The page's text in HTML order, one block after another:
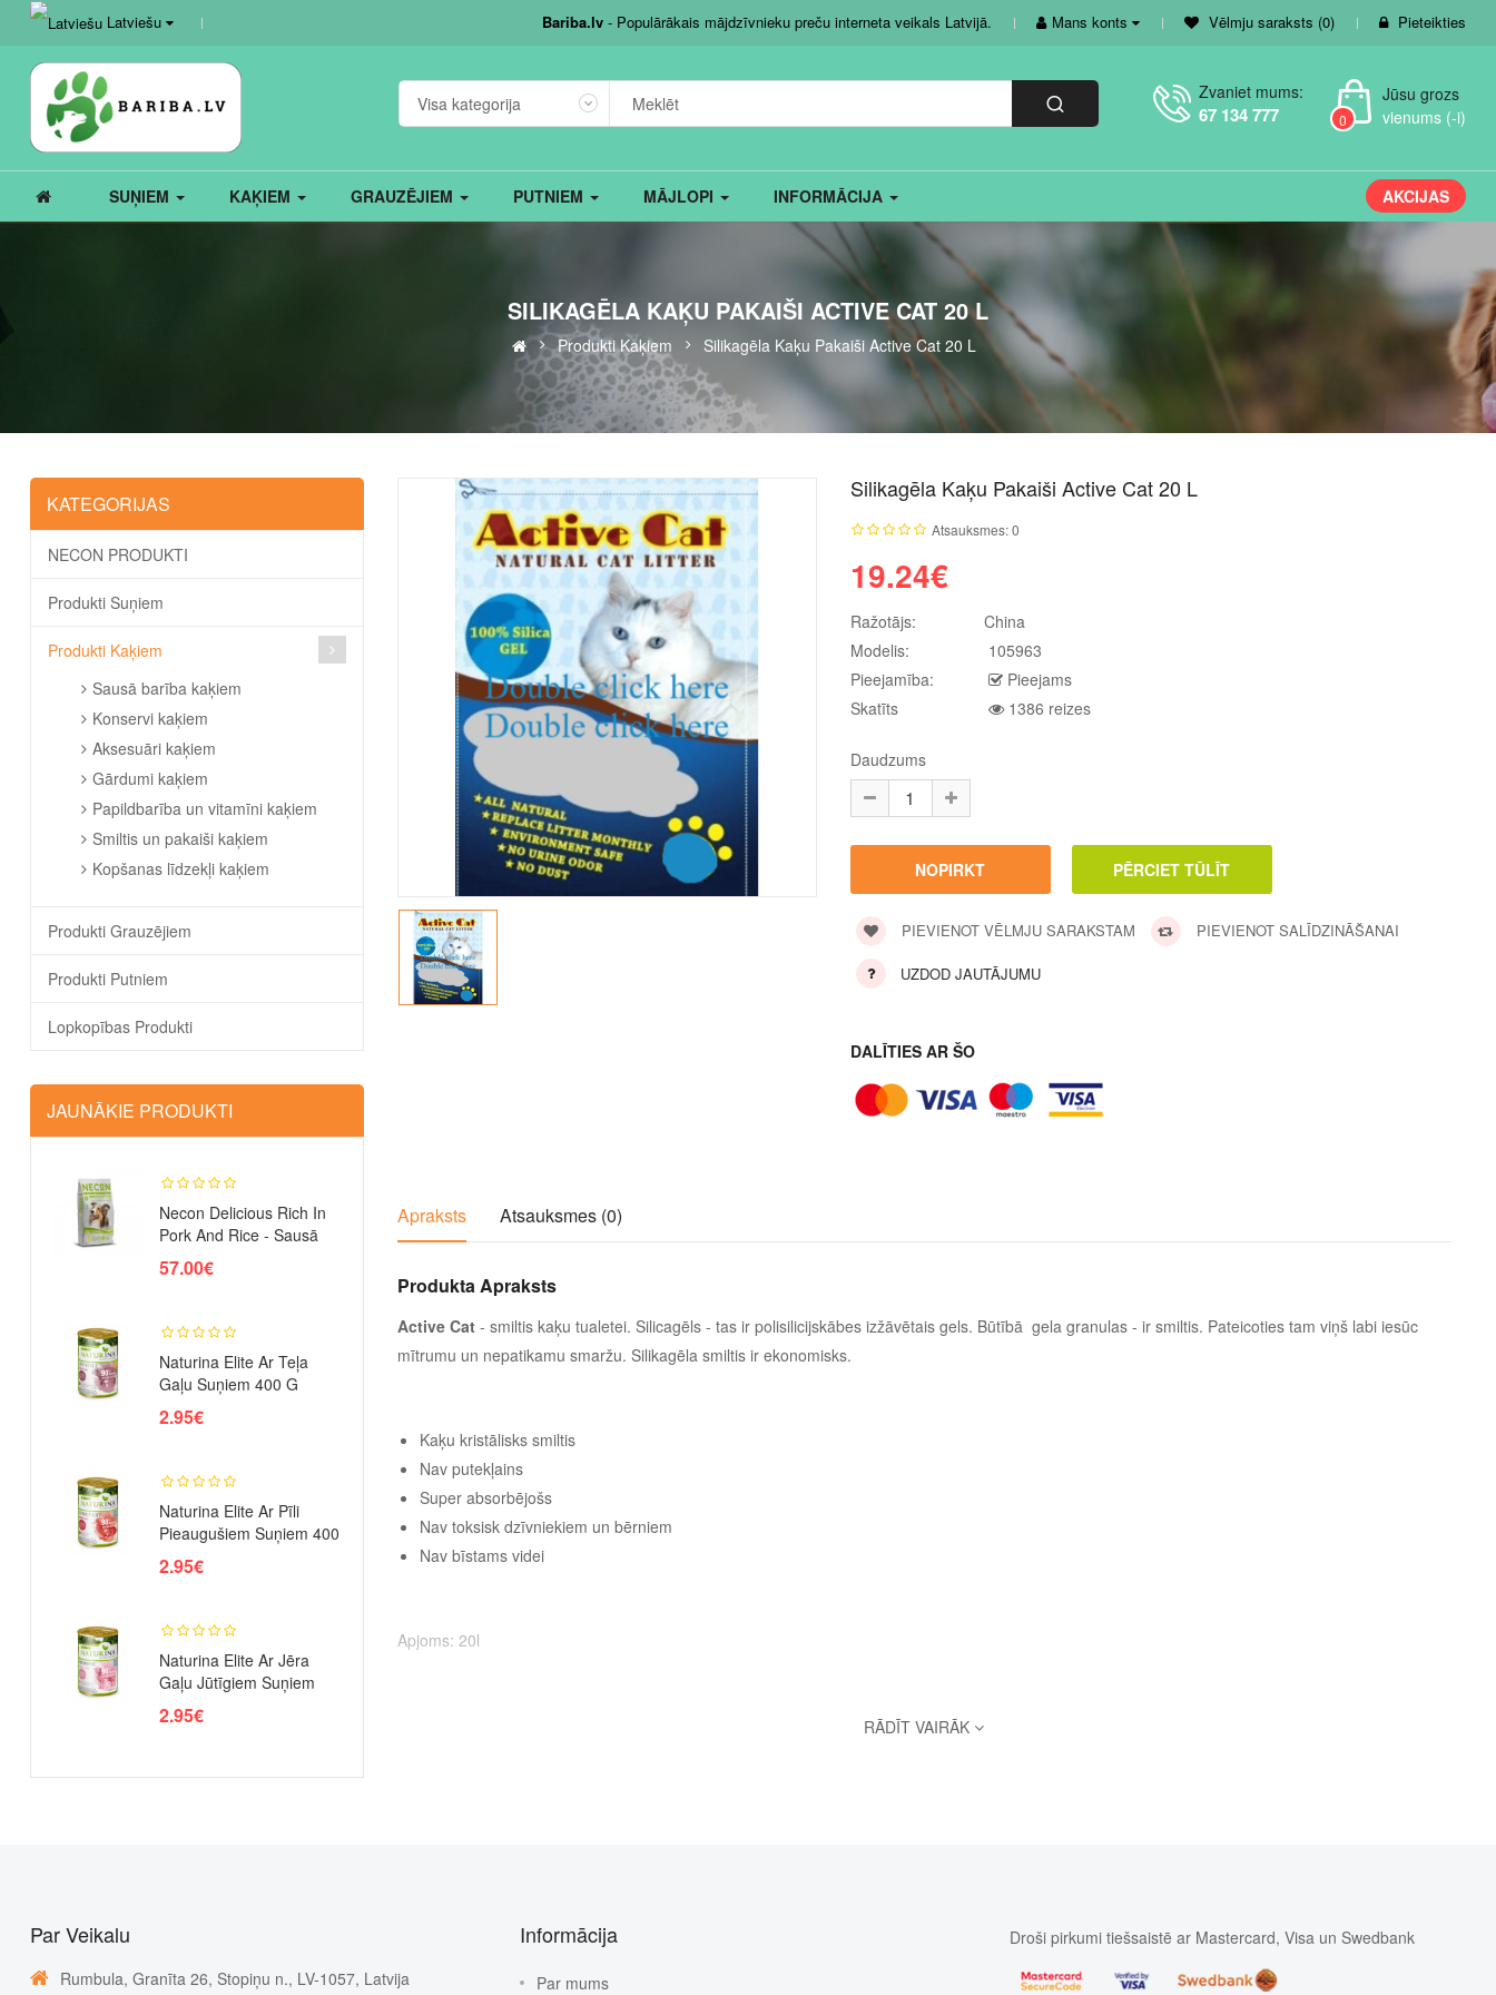
Latviešu Bariba.lv - Populārākais mājdzīvnieku preču interneta veikals Latvijā. Mans konts Vēlmju saraksts (0) Pieteikties
Visa kategorija Jūsu grozs
0 vienums (-i)
Zvaniet mums:
67 134 777
SUŅIEM KAĶIEM GRAUZĒJIEM PUTNIEM MĀJLOPI INFORMĀCIJA AKCIJAS
SILIKAGĒLA KAĶU PAKAIŠI ACTIVE CAT 20 L
Produkti Kaķiem Silikagēla Kaķu Pakaiši Active Cat 20 L
KATEGORIJAS
NECON PRODUKTI
Produkti Suņiem
Produkti Kaķiem
Sausā barība kaķiem
Konservi kaķiem
Aksesuāri kaķiem
Gārdumi kaķiem
Papildbarība un vitamīni kaķiem
Smiltis un pakaiši kaķiem
Kopšanas līdzekļi kaķiem
Produkti Grauzējiem
Produkti Putniem
Lopkopības Produkti
JAUNĀKIE PRODUKTI
Necon Delicious Rich In
Pork And Rice - Sausā
Barī..
57.00€
Naturina Elite Ar Teļa
Gaļu Suņiem 400 G
2.95€
Naturina Elite Ar Pīli
Pieaugušiem Suņiem 400
G..
2.95€
Naturina Elite Ar Jēra
Gaļu Jūtīgiem Suņiem
400 G..
2.95€
Silikagēla Kaķu Pakaiši Active Cat 20 L
Atsauksmes: 0
19.24€
Ražotājs:
China
Modelis:
105963
Pieejamība:
Pieejams
Skatīts
1386 reizes
Daudzums
PIEVIENOT VĒLMJU SARAKSTAM PIEVIENOT SALĪDZINĀŠANAI
UZDOD JAUTĀJUMU
DALĪTIES AR ŠO
Apraksts Atsauksmes (0)
Produkta Apraksts
Active Cat - smiltis kaķu tualetei. Silicagēls - tas ir polisilicijskābes izžāvētais gels. Būtībā gela granulas - ir smiltis. Pateicoties tam viņš labi iesūc
mītrumu un nepatikamu smaržu. Silikagēla smiltis ir ekonomisks.
Kaķu kristālisks smiltis
Nav putekļains
Super absorbējošs
Nav toksisk dzīvniekiem un bērniem
Nav bīstams videi
Apjoms: 20l
RĀDĪT VAIRĀK
Par Veikalu
Rumbula, Granīta 26, Stopiņu n., LV-1057, Latvija
Informācija
Par mums
Droši pirkumi tiešsaistē ar Mastercard, Visa un Swedbank